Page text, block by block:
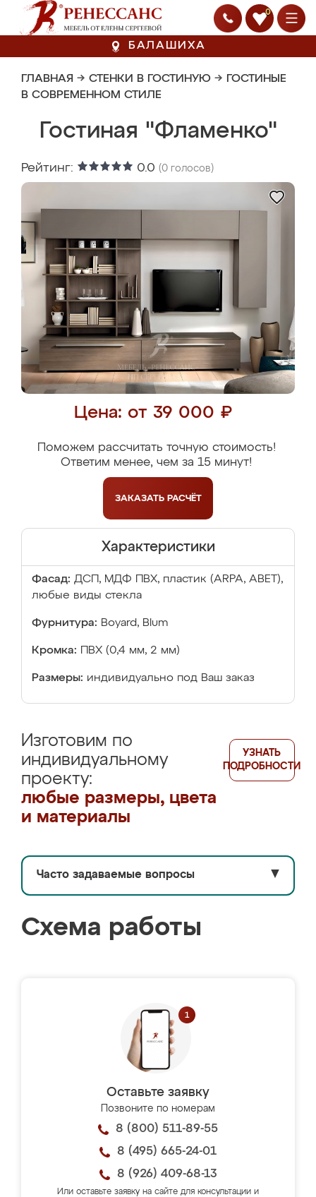
0
БАЛАШИХА
ГЛАВНАЯ → СТЕНКИ В ГОСТИНУЮ → ГОСТИНЫЕ
В СОВРЕМЕННОМ СТИЛЕ
Гостиная "Фламенко"
Рейтинг: 0.0 (0 голосов)
Цена: от 39 000 ₽
Поможем рассчитать точную стоимость!
Ответим менее, чем за 15 минут!
ЗАКАЗАТЬ РАСЧЁТ
Характеристики
Фасад: ДСП, МДФ ПВХ, пластик (ARPA, ABET),
любые виды стекла
Фурнитура: Boyard, Blum
Кромка: ПВХ (0,4 мм, 2 мм)
Размеры: индивидуально под Ваш заказ
Изготовим по
индивидуальному
проекту:
любые размеры, цвета
и материалы
УЗНАТЬ
ПОДРОБНОСТИ
Часто задаваемые вопросы ▼
Схема работы
Оставьте заявку
Позвоните по номерам
8 (800) 511-89-55
8 (495) 665-24-01
8 (926) 409-68-13
Или оставьте заявку на сайте для консультации и